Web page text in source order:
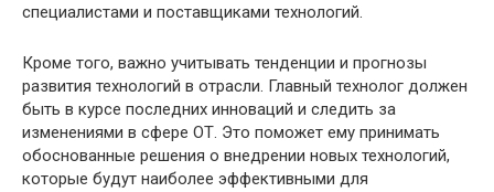
специалистами и поставщиками технологий.
Кроме того, важно учитывать тенденции и прогнозы
развития технологий в отрасли. Главный технолог должен
быть в курсе последних инноваций и следить за
изменениями в сфере ОТ. Это поможет ему принимать
обоснованные решения о внедрении новых технологий,
которые будут наиболее эффективными для